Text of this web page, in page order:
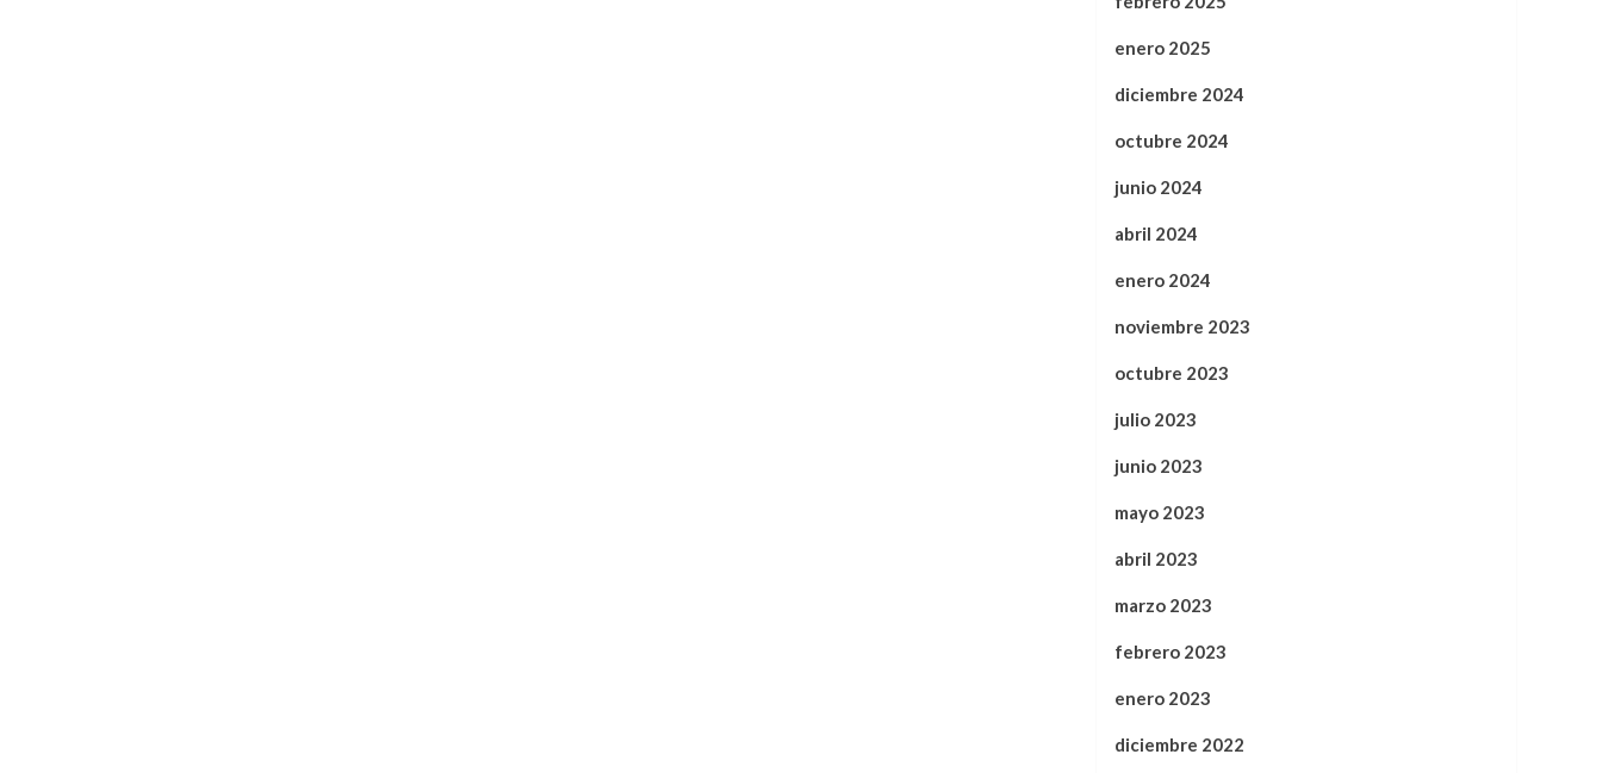
enero 2025
diciembre 2024
octubre 2024
junio 2024
abril 2024
enero 2024
noviembre 2023
octubre 2023
julio 2023
junio 2023
mayo 2023
abril 2023
marzo 2023
febrero 2023
enero 2023
diciembre 2022